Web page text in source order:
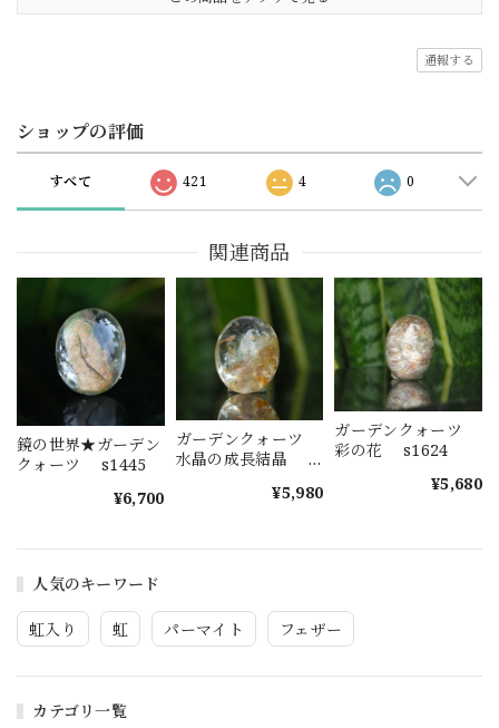
人気のキーワード
虹入り 虹 パーマイト フェザー
カテゴリ一覧
通報する
ショップの評価
すべて 421 4 0
関連商品
鏡の世界★ガーデン
クォーツ s1445
¥6,700
ガーデンクォーツ
水晶の成長結晶
¥5,980
ガーデンクォーツ
彩の花 s1624
¥5,680